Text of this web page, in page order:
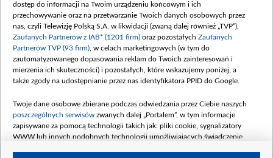
dostęp do informacji na Twoim urządzeniu końcowym i ich
przechowywanie oraz na przetwarzanie Twoich danych osobowych przez
nas, czyli Telewizję Polską S.A. w likwidacji (zwaną dalej również „TVP”),
Zaufanych Partnerów z IAB* (1201 firm) oraz pozostałych Zaufanych
Partnerów TVP (93 firm) , w celach marketingowych (w tym do
zautomatyzowanego dopasowania reklam do Twoich zainteresowań i
mierzenia ich skuteczności) i pozostałych, które wskazujemy poniżej, a
także zgody na udostępnianie przez nas identyfikatora PPID do Google.
Twoje dane osobowe zbierane podczas odwiedzania przez Ciebie naszych
poszczególnych serwisów zwanych dalej „Portalem”, w tym informacje
zapisywane za pomocą technologii takich jak: pliki cookie, sygnalizatory
WWW lub innych podobnych technologii umożliwiających świadczenie